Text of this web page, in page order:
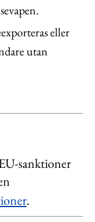
eller
utan
sanktioner
.